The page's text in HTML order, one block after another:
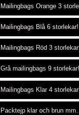
Mailingbags Orange 3
Mailingbags Blå 6 storlekar!
Mailingbags Röd 3
Grå mailingbags 9 storlekar!
Mailingbags Klar 4
Packtejp klar och brun mm.